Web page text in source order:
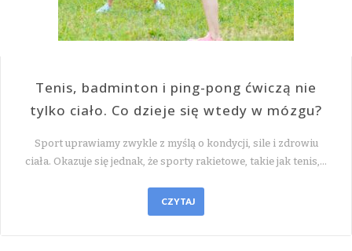
Tenis, badminton i ping-pong ćwiczą nie
tylko ciało. Co dzieje się wtedy w mózgu?
Sport uprawiamy zwykle z myślą o kondycji, sile i zdrowiu
ciała. Okazuje się jednak, że sporty rakietowe, takie jak tenis,…
CZYTAJ